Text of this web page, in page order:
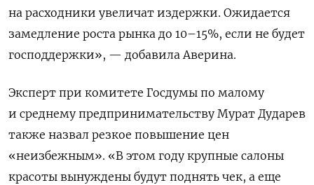
на расходники увеличат издержки. Ожидается
замедление роста рынка до 10–15%, если не будет
господдержки», — добавила Аверина.
Эксперт при комитете Госдумы по малому
и среднему предпринимательству Мурат Дударев
также назвал резкое повышение цен
«неизбежным». «В этом году крупные салоны
красоты вынуждены будут поднять чек, а еще